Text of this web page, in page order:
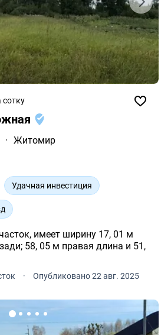
сотку
· Житомир
Удачная инвестиция
имеет ширину 17, 01 м
58, 05 м правая длина и 51,
· Опубликовано 22 авг. 2025